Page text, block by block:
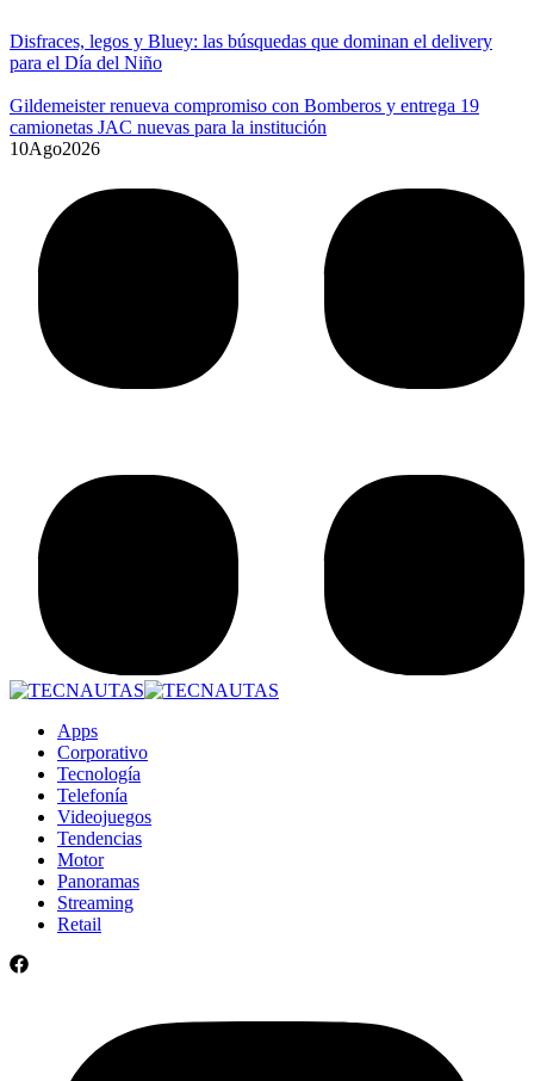
Disfraces, legos y Bluey: las búsquedas que dominan el delivery
para el Día del Niño
Gildemeister renueva compromiso con Bomberos y entrega 19
camionetas JAC nuevas para la institución
10Ago2026
Apps
Corporativo
Tecnología
Telefonía
Videojuegos
Tendencias
Motor
Panoramas
Streaming
Retail